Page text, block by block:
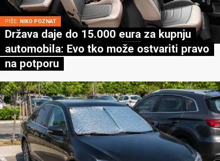
PIŠE: NIKO POZNAT
Država daje do 15.000 eura za kupnju
automobila: Evo tko može ostvariti pravo
na potporu